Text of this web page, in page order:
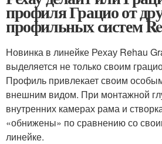
профиля Грацио от
профильных систем
Новинка в линейке Рехау Rehau
выделяется не только своим
Профиль привлекает своим
внешним видом. При монтажной
внутренних камерах рама и
«обнижены» по сравнению со
линейке.